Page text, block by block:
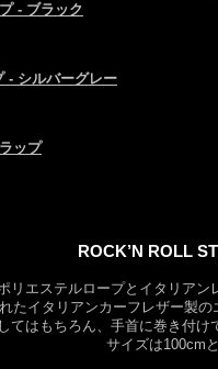
- ブラック
- シルバーグレー
ップ
ROCK’N ROLL
リエステルロープとイタリアン
たイタリアンカーフレザー製
てはもちろん、手首に巻き付け
サイズは100cm